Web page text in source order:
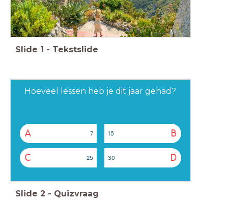
Slide 1 - Tekstslide
Hoeveel lessen heb je dit jaar gehad?
A 7 B
15
C 25 D
30
Slide 2 - Quizvraag